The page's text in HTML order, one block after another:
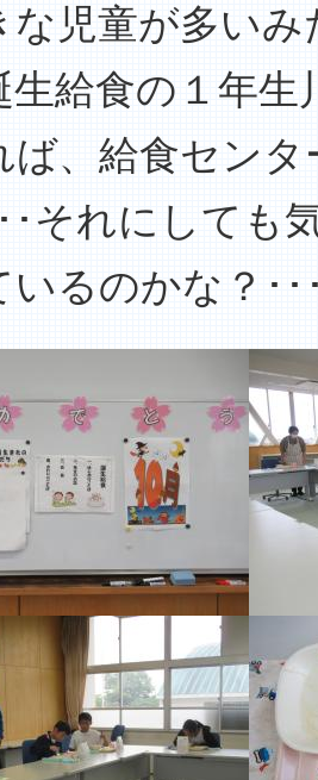
な児童が多い
生給食の１年生
ば、給食セン
･それにしても
いるのかな？･･